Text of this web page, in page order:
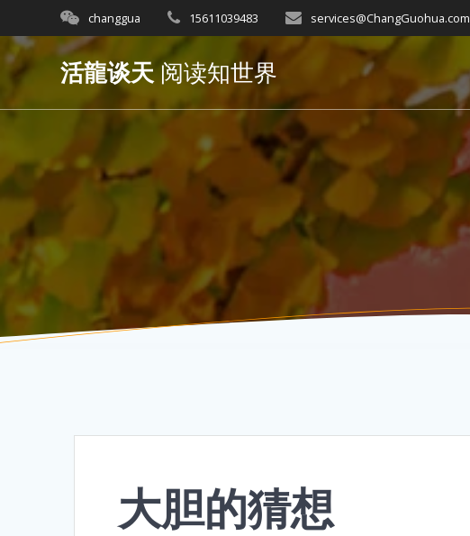
to
content
changgua 15611039483 services@ChangGuohua.com
活龍谈天阅读知世界
大胆的猜想